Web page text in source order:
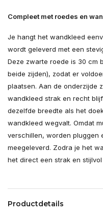
Compleet met roedes en
Je hangt het wandkleed
wordt geleverd met een
Deze zwarte roede is 30 cm
beide zijden), zodat er
plaatsen. Aan de onderzijde
wandkleed strak en recht
dezelfde breedte als het
wandkleed wegvalt. Omdat
verschillen, worden pluggen
meegeleverd. Zodra je het
het direct een strak en
Productdetails